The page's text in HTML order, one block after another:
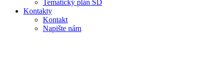
Tematický plán ŠD
Kontakty
Kontakt
Napište nám